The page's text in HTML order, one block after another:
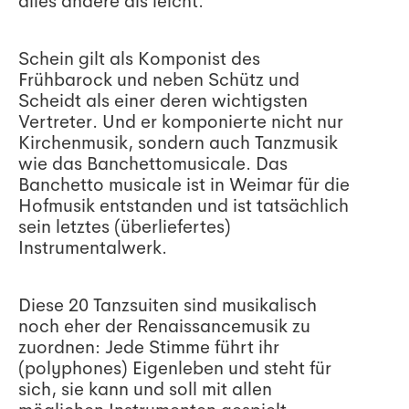
Schein gilt als Komponist des
Frühbarock und neben Schütz und
Scheidt als einer deren wichtigsten
Vertreter. Und er komponierte nicht nur
Kirchenmusik, sondern auch Tanzmusik
wie das Banchettomusicale. Das
Banchetto musicale ist in Weimar für die
Hofmusik entstanden und ist tatsächlich
sein letztes (überliefertes)
Instrumentalwerk.
Diese 20 Tanzsuiten sind musikalisch
noch eher der Renaissancemusik zu
zuordnen: Jede Stimme führt ihr
(polyphones) Eigenleben und steht für
sich, sie kann und soll mit allen